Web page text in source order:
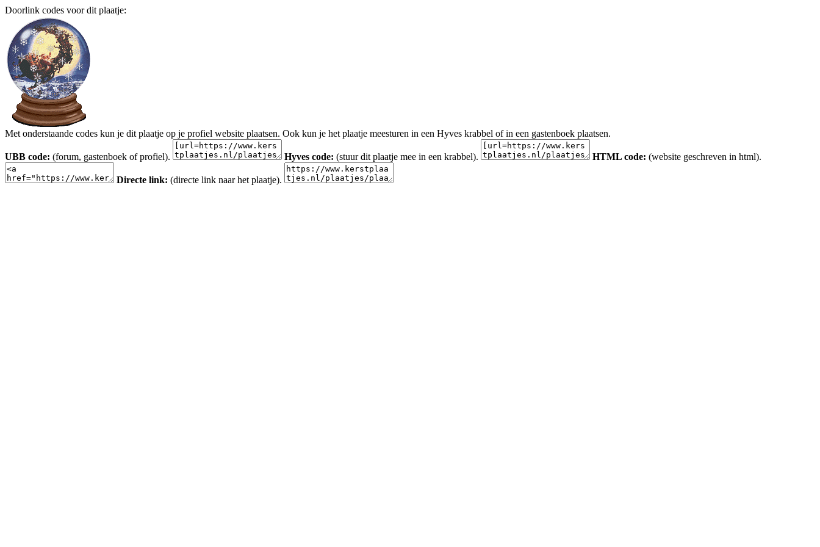
Doorlink codes voor dit plaatje:
Met onderstaande codes kun je dit plaatje op je profiel website plaatsen. Ook kun je het plaatje meesturen in een Hyves krabbel of in een gastenboek plaatsen.
UBB code: (forum, gastenboek of profiel). Hyves code: (stuur dit plaatje mee in een krabbel). HTML code: (website geschreven in html).
Directe link: (directe link naar het plaatje).